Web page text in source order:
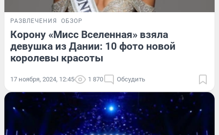
РАЗВЛЕЧЕНИЯ ОБЗОР
Корону «Мисс Вселенная» взяла
девушка из Дании: 10 фото новой
королевы красоты
17 ноября, 2024, 12:45 1 870 Обсудить